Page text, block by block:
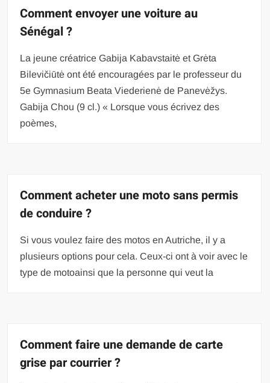
Comment envoyer une voiture au
Sénégal ?
La jeune créatrice Gabija Kabavstaitė et Grėta
Bilevičiūtė ont été encouragées par le professeur du
5e Gymnasium Beata Viederienė de Panevėžys.
Gabija Chou (9 cl.) « Lorsque vous écrivez des
poèmes,
Comment acheter une moto sans permis
de conduire ?
Si vous voulez faire des motos en Autriche, il y a
plusieurs options pour cela. Ceux-ci ont à voir avec le
type de motoainsi que la personne qui veut la
Comment faire une demande de carte
grise par courrier ?